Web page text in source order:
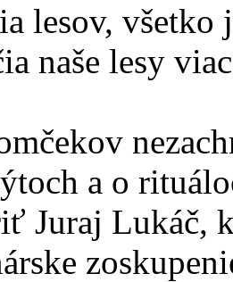
lesov, všetko
naše lesy
a o
Juraj Lukáč,